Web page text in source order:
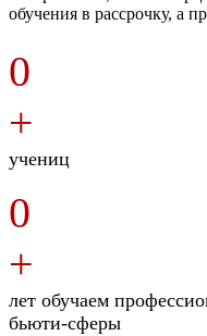
обучения в рассрочку, а
0
+
учениц
0
+
лет обучаем
бьюти-сферы